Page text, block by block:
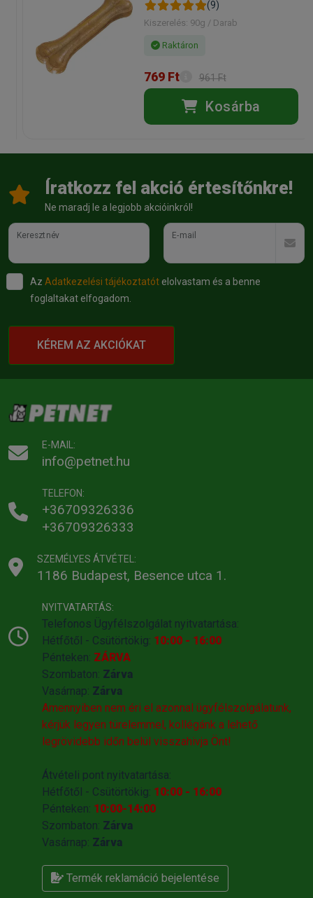
(9)
Kiszerelés: 90g / Darab
Raktáron
769 Ft 961 Ft
Kosárba
Íratkozz fel akció értesítőnkre!
Ne maradj le a legjobb akcióinkról!
Keresztnév E-mail
Az Adatkezelési tájékoztatót elolvastam és a benne
foglaltakat elfogadom.
KÉREM AZ AKCIÓKAT
E-MAIL:
info@petnet.hu
TELEFON:
+36709326336
+36709326333
SZEMÉLYES ÁTVÉTEL:
1186 Budapest, Besence utca 1.
NYITVATARTÁS:
Telefonos Ügyfélszolgálat nyitvatartása:
Hétfőtől - Csütörtökig: 10:00 - 16:00
Pénteken: ZÁRVA
Szombaton: Zárva
Vasárnap: Zárva
Amennyiben nem éri el azonnal ügyfélszolgálatunk,
kérjük legyen türelemmel, kollégánk a lehető
legrövidebb időn belül visszahivja Önt!
Átvételi pont nyitvatartása:
Hétfőtől - Csütörtökig: 10:00 - 16:00
Pénteken: 10:00-14:00
Szombaton: Zárva
Vasárnap: Zárva
Termék reklamáció bejelentése